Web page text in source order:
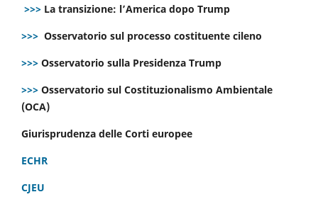
>>> La transizione: l’America dopo Trump
>>> Osservatorio sul processo costituente cileno
>>> Osservatorio sulla Presidenza Trump
>>> Osservatorio sul Costituzionalismo Ambientale
(OCA)
Giurisprudenza delle Corti europee
ECHR
CJEU